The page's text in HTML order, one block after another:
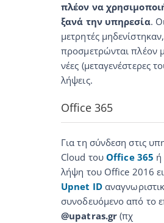
πλέον να
ξανά την υπηρεσία.
μετρητές
προσμετρώνται πλέον
νέες (μεταγενέστερες
λήψεις.
Office 365
Για τη σύνδεση στις
Cloud του Office 365 ή
λήψη του Office 2016
Upnet ID
συνοδευόμενο από το
@upatras.gr (πχ